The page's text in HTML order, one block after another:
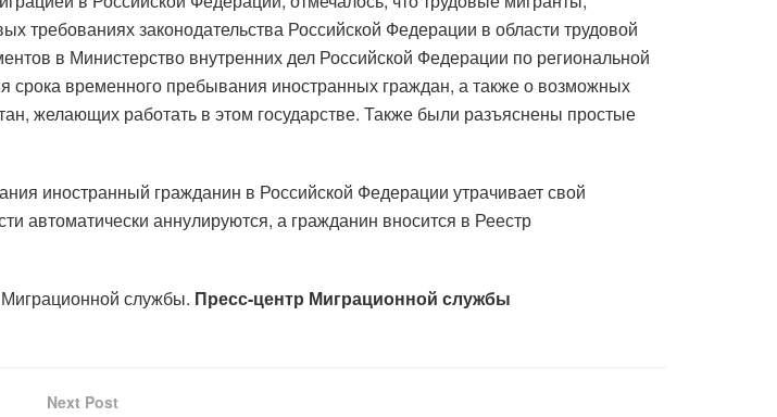
законодательства Российской Федерации в области трудовой
в Министерство внутренних дел Российской Федерации по региональной
временного пребывания иностранных граждан, а также о возможных
желающих работать в этом государстве. Также были разъяснены простые
иностранный гражданин в Российской Федерации утрачивает свой
автоматически аннулируются, а гражданин вносится в Реестр
службы. Пресс-центр Миграционной службы
Next Post